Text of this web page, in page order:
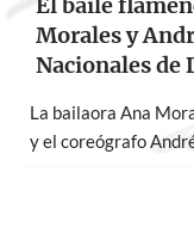
El baile
Morales y
Nacionales de
La bailaora Ana
y el coreógrafo